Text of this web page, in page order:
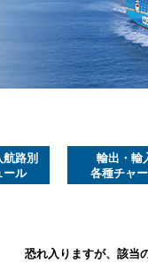
路別
ール
輸出・輸
各種チャ
恐れ入りますが、該当